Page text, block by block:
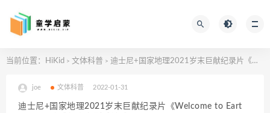
当前位置： HiKid > 文体科普 > 迪士尼+国家地理2021岁末巨献纪录片《Welcome to Earth》，跟随威尔史密斯看地球！
joe 文体科普 2022-01-31
迪士尼+国家地理2021岁末巨献纪录片《Welcome to Eart